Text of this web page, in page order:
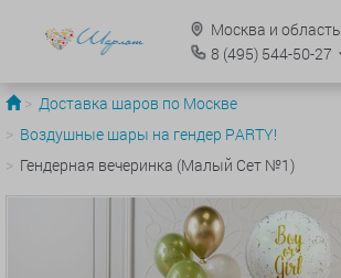
Москва и область
8 (495)544-50-27
Доставка шаров по Москве
Воздушные шары на гендер PARTY!
Гендерная вечеринка (Малый Сет №1)